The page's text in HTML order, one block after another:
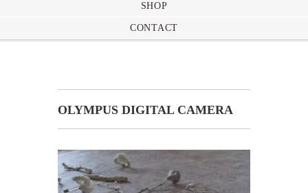
SHOP
CONTACT
OLYMPUS DIGITAL CAMERA